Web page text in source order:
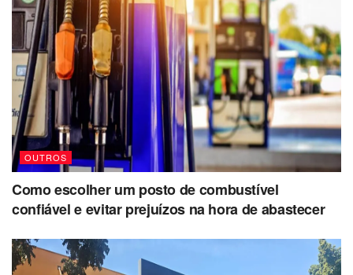
OUTROS
Como escolher um posto de combustível
confiável e evitar prejuízos na hora de abastecer